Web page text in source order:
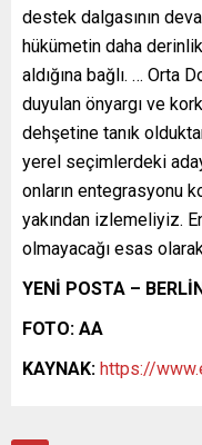
destek dalgasının
hükümetin daha
aldığına bağlı. … Orta
duyulan önyargı ve
dehşetine tanık
yerel seçimlerdeki
onların entegrasyonu
yakından izlemeliyiz.
olmayacağı esas
YENİ POSTA –
FOTO: AA
KAYNAK: https://